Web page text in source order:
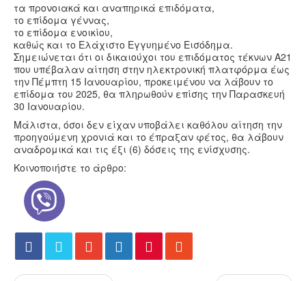
τα προνοιακά και αναπηρικά επιδόματα,
το επίδομα γέννας,
το επίδομα ενοικίου,
καθώς και το Ελάχιστο Εγγυημένο Εισόδημα.
Σημειώνεται ότι οι δικαιούχοι του επιδόματος τέκνων Α21
που υπέβαλαν αίτηση στην ηλεκτρονική πλατφόρμα έως
την Πέμπτη 15 Ιανουαρίου, προκειμένου να λάβουν το
επίδομα του 2025, θα πληρωθούν επίσης την Παρασκευή
30 Ιανουαρίου.
Μάλιστα, όσοι δεν είχαν υποβάλει καθόλου αίτηση την
προηγούμενη χρονιά και το έπραξαν φέτος, θα λάβουν
αναδρομικά και τις έξι (6) δόσεις της ενίσχυσης.
Κοινοποιήστε το άρθρο: